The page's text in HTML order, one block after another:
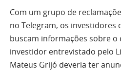
Com um grupo de
no Telegram, os investidores
buscam informações sobre o
investidor entrevistado pelo
Mateus Grijó deveria ter